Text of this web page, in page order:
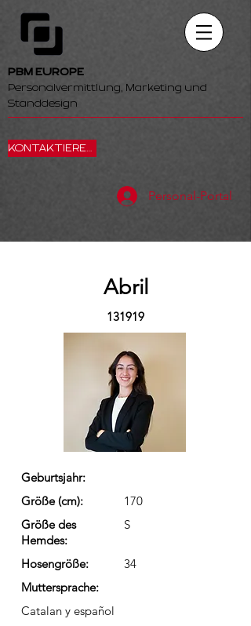
PBM EUROPE
Personalvermittlung, Marketing und
Standdesign
KONTAKTIEREN SIE UNS
Personal-Portal
Abril
131919
Geburtsjahr:
Größe (cm):
170
Größe des
Hemdes:
S
Hosengröße:
34
Muttersprache:
Catalan y español